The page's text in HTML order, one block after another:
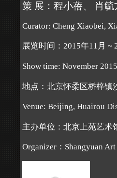
策 展：程小蓓、 肖
Curator: Cheng Xiaobei,
展览时间：2015年11月 ~
Show time: November
地点：北京怀柔区桥梓镇
Venue: Beijing, Huairou
主办单位：北京上苑艺术
Organizer：Shangyuan